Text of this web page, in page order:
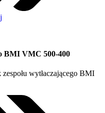
BMI VMC 500-400
wytłaczającego BMI